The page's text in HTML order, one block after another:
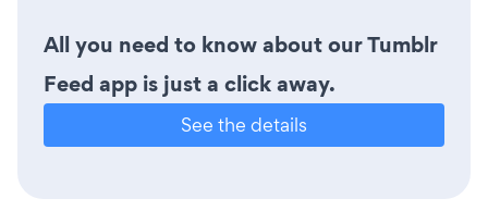
All you need to know about our Tumblr
Feed app is just a click away.
See the details